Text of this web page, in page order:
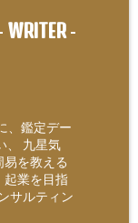
WRITER-
、鑑定デー
、 九星気
を教える
起業を目指
サルティン